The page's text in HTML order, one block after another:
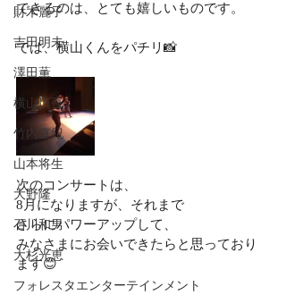
財木麗子
吉田明未
澤田薫
横山慎吾
竹内直紀
山本将生
大野隆
石川和男
大杉光恵
フォレスタエンターテインメント
できるのは、とても嬉しいものです。
では、横山くんをパチリ📸
次のコンサートは、
8月になりますが、それまで
さらにパワーアップして、
みなさまにお会いできたらと思っており
ます😊